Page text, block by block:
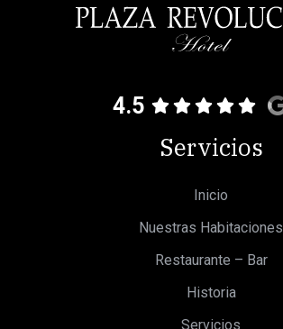
4.5
Servicios
Inicio
Nuestras Habitaciones
Restaurante – Bar
Historia
Servicios